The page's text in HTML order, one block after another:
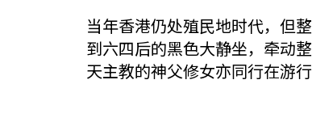
当年香港仍处殖民地时代，但
到六四后的黑色大静坐，牵动
天主教的神父修女亦同行在游